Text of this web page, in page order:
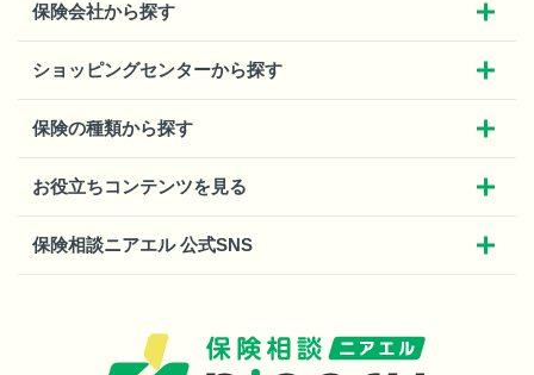
保険会社から探す
ショッピングセンターから探す
保険の種類から探す
お役立ちコンテンツを見る
保険相談ニアエル 公式SNS